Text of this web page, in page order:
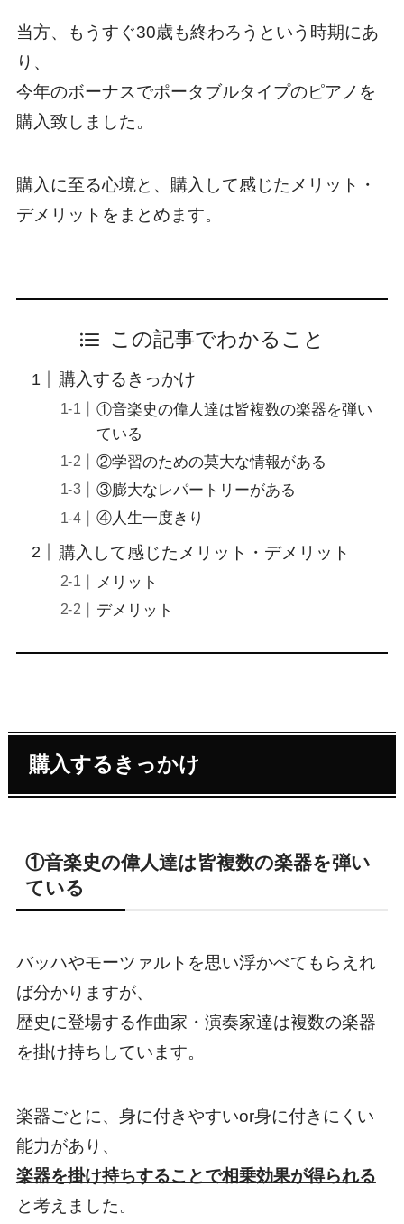
当方、もうすぐ30歳も終わろうという時期にあ
り、
今年のボーナスでポータブルタイプのピアノを
購入致しました。
購入に至る心境と、購入して感じたメリット・
デメリットをまとめます。
この記事でわかること
購入するきっかけ
①音楽史の偉人達は皆複数の楽器を弾い
ている
②学習のための莫大な情報がある
③膨大なレパートリーがある
④人生一度きり
購入して感じたメリット・デメリット
メリット
デメリット
購入するきっかけ
①音楽史の偉人達は皆複数の楽器を弾い
ている
バッハやモーツァルトを思い浮かべてもらえれ
ば分かりますが、
歴史に登場する作曲家・演奏家達は複数の楽器
を掛け持ちしています。
楽器ごとに、身に付きやすいor身に付きにくい
能力があり、
楽器を掛け持ちすることで相乗効果が得られる
と考えました。